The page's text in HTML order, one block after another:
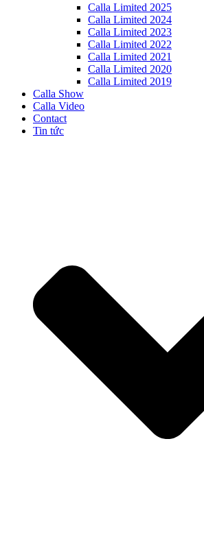
Calla Limited 2025
Calla Limited 2024
Calla Limited 2023
Calla Limited 2022
Calla Limited 2021
Calla Limited 2020
Calla Limited 2019
Calla Show
Calla Video
Contact
Tin tức